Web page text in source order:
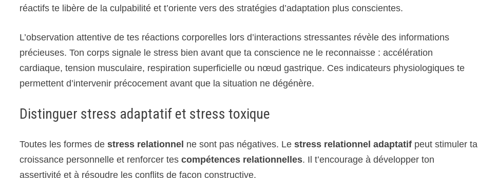
réactifs te libère de la culpabilité et t’oriente vers des stratégies d’adaptation plus conscientes.
L’observation attentive de tes réactions corporelles lors d’interactions stressantes révèle des informations
précieuses. Ton corps signale le stress bien avant que ta conscience ne le reconnaisse : accélération
cardiaque, tension musculaire, respiration superficielle ou nœud gastrique. Ces indicateurs physiologiques te
permettent d’intervenir précocement avant que la situation ne dégénère.
Distinguer stress adaptatif et stress toxique
Toutes les formes destress relationnel ne sont pas négatives. Lestress relationnel adaptatif peut stimuler ta
croissance personnelle et renforcer tescompétences relationnelles. Il t’encourage à développer ton
assertivité et à résoudre les conflits de façon constructive.